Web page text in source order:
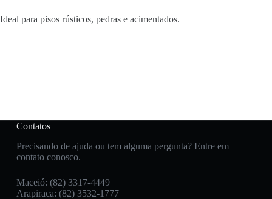
Ideal para pisos rústicos, pedras e acimentados.
Contatos
Precisando de ajuda ou tem alguma pergunta? Entre em
contato conosco.
Maceió: (82) 3317-4449
Arapiraca: (82) 3532-1777